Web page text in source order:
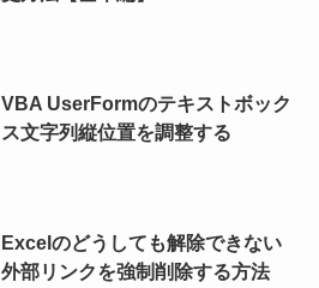
VBA UserFormのテキストボック
ス文字列縦位置を調整する
Excelのどうしても解除できない
外部リンクを強制削除する方法